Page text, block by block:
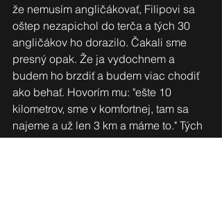
že nemusím angličákovať, Filipovi sa
oštep nezapichol do terča a tých 30
angličákov ho dorazilo. Čakali sme
presný opak. Že ja vydochnem a
budem ho brzdiť a budem viac chodiť
ako behať. Hovorím mu: "ešte 10
kilometrov, sme v komfortnej, tam sa
najeme a už len 3 km a máme to." Tých
10 km bolo nekonečných.